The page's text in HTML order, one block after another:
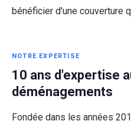
bénéficier d'une couverture
NOTRE EXPERTISE
10 ans d'expertise
déménagements
Fondée dans les années